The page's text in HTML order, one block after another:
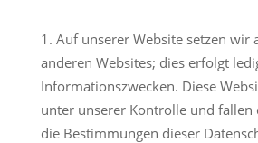
Auf unserer Website setzen wir
anderen Websites; dies erfolgt
Informationszwecken. Diese
unter unserer Kontrolle und
die Bestimmungen dieser